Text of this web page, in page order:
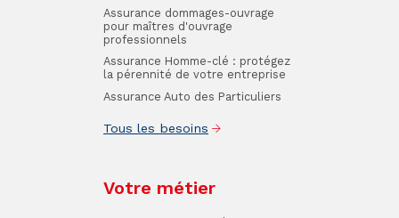
Assurance dommages-ouvrage
pour maîtres d'ouvrage
professionnels
Assurance Homme-clé : protégez
la pérennité de votre entreprise
Assurance Auto des Particuliers
Tous les besoins
Votre métier